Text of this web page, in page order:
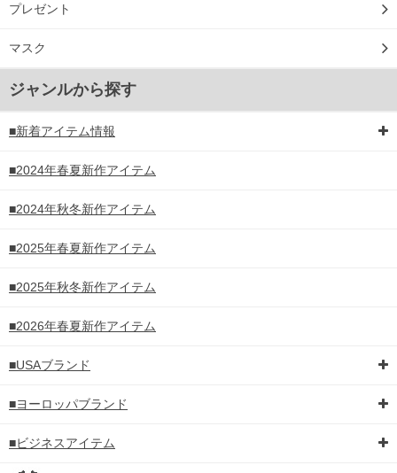
プレゼント
マスク
ジャンルから探す
■新着アイテム情報
■2024年春夏新作アイテム
■2024年秋冬新作アイテム
■2025年春夏新作アイテム
■2025年秋冬新作アイテム
■2026年春夏新作アイテム
■USAブランド
■ヨーロッパブランド
■ビジネスアイテム